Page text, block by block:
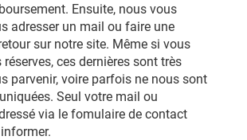
Ensuite, nous vous
adresser un mail ou faire une
sur notre site. Même si vous
réserves, ces dernières sont très
parvenir, voire parfois ne nous sont
Seul votre mail ou
via le fomulaire de contact